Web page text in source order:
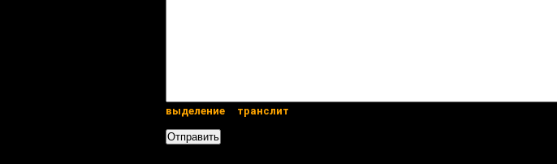
выделение транслит